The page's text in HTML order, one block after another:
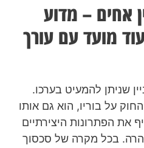
אחים – מדוע
מועד עם עורך
שניתן להמעיט בערכו.
על בוריו, הוא גם אותו
את הפתרונות היצירתיים
בכל מקרה של סכסוך